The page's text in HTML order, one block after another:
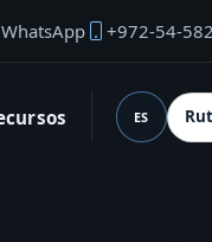
del fundador
WhatsApp +972-54-
Idioma
ES